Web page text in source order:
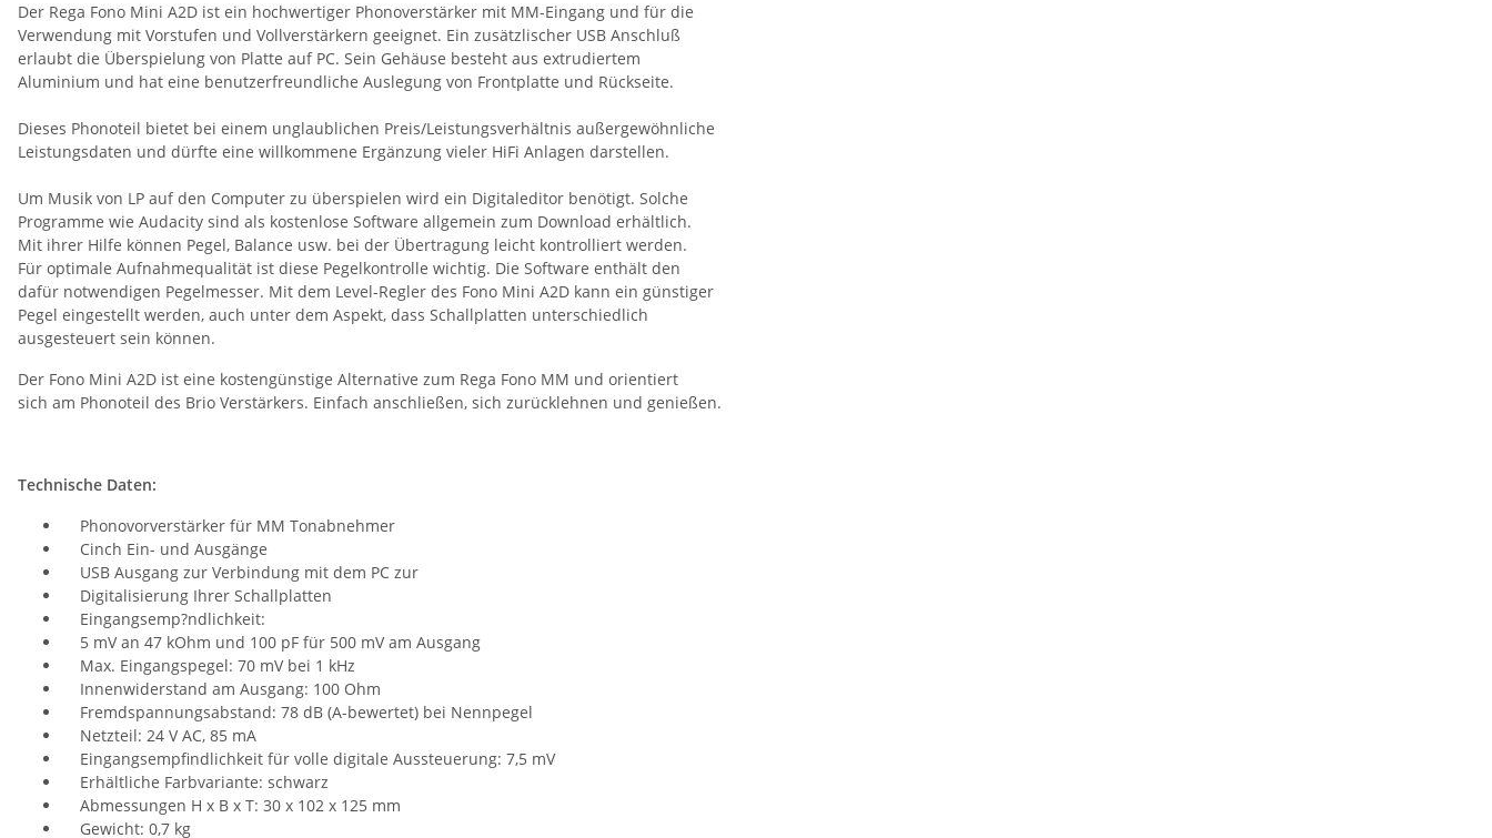
Der Rega Fono Mini A2D ist ein hochwertiger Phonoverstärker mit MM-Eingang und für die
Verwendung mit Vorstufen und Vollverstärkern geeignet. Ein zusätzlischer USB Anschluß
erlaubt die Überspielung von Platte auf PC. Sein Gehäuse besteht aus extrudiertem
Aluminium und hat eine benutzerfreundliche Auslegung von Frontplatte und Rückseite.
Dieses Phonoteil bietet bei einem unglaublichen Preis/Leistungsverhältnis außergewöhnliche
Leistungsdaten und dürfte eine willkommene Ergänzung vieler HiFi Anlagen darstellen.
Um Musik von LP auf den Computer zu überspielen wird ein Digitaleditor benötigt. Solche
Programme wie Audacity sind als kostenlose Software allgemein zum Download erhältlich.
Mit ihrer Hilfe können Pegel, Balance usw. bei der Übertragung leicht kontrolliert werden.
Für optimale Aufnahmequalität ist diese Pegelkontrolle wichtig. Die Software enthält den
dafür notwendigen Pegelmesser. Mit dem Level-Regler des Fono Mini A2D kann ein günstiger
Pegel eingestellt werden, auch unter dem Aspekt, dass Schallplatten unterschiedlich
ausgesteuert sein können.
Der Fono Mini A2D ist eine kostengünstige Alternative zum Rega Fono MM und orientiert
sich am Phonoteil des Brio Verstärkers. Einfach anschließen, sich zurücklehnen und genießen.
Technische Daten:
Phonovorverstärker für MM Tonabnehmer
Cinch Ein- und Ausgänge
USB Ausgang zur Verbindung mit dem PC zur
Digitalisierung Ihrer Schallplatten
Eingangsemp?ndlichkeit:
5 mV an 47 kOhm und 100 pF für 500 mV am Ausgang
Max. Eingangspegel: 70 mV bei 1 kHz
Innenwiderstand am Ausgang: 100 Ohm
Fremdspannungsabstand: 78 dB (A-bewertet) bei Nennpegel
Netzteil: 24 V AC, 85 mA
Eingangsempfindlichkeit für volle digitale Aussteuerung: 7,5 mV
Erhältliche Farbvariante: schwarz
Abmessungen H x B x T: 30 x 102 x 125 mm
Gewicht: 0,7 kg